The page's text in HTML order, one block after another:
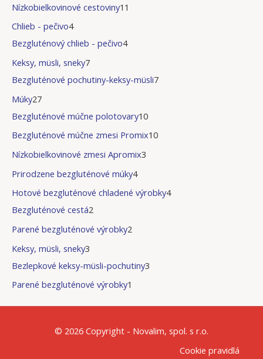
Nízkobielkovinové cestoviny11
Chlieb - pečivo4
Bezgluténový chlieb - pečivo4
Keksy, müsli, sneky7
Bezgluténové pochutiny-keksy-müsli7
Múky27
Bezgluténové múčne polotovary10
Bezgluténové múčne zmesi Promix10
Nízkobielkovinové zmesi Apromix3
Prirodzene bezgluténové múky4
Hotové bezgluténové chladené výrobky4
Bezgluténové cestá2
Parené bezgluténové výrobky2
Keksy, müsli, sneky3
Bezlepkové keksy-müsli-pochutiny3
Parené bezgluténové výrobky1
© 2026 Copyright - Novalim, spol. s r.o.
Cookie pravidlá